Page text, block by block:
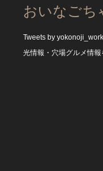
おいなごち
Tweets by yokonoji_work
光情報・穴場グルメ情